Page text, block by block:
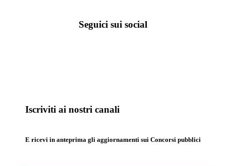
Seguici sui social
Iscriviti ai nostri canali
E ricevi in anteprima gli aggiornamenti sui Concorsi pubblici